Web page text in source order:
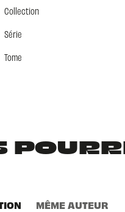
Collection
Série
Tome
MÊME AUTEUR